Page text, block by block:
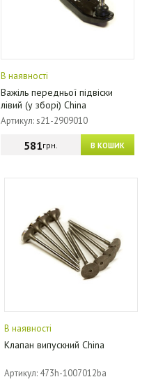
В наявності
Важіль передньої підвіски
лівий (у зборі) China
Артикул: s21-2909010
В КОШИК
581грн.
В наявності
Клапан випускний China
Артикул: 473h-1007012ba